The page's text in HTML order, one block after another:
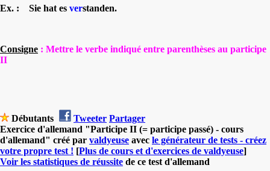
Ex. : Sie hat es verstanden.
Consigne : Mettre le verbe indiqué entre parenthèses au participe
II
Débutants Tweeter Partager
Exercice d'allemand "Participe II (= participe passé) - cours
d'allemand" créé par valdyeuse avec le générateur de tests - créez
votre propre test ! [Plus de cours et d'exercices de valdyeuse]
Voir les statistiques de réussite de ce test d'allemand